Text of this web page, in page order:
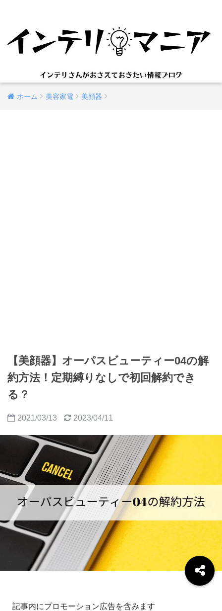
ホーム 美容家電 美顔器
【美顔器】オーパスビューティー04の解
約方法！定期縛りなしで初回解約でき
る？
2021/03/13 2023/04/11
記事内にプロモーション広告を含みます